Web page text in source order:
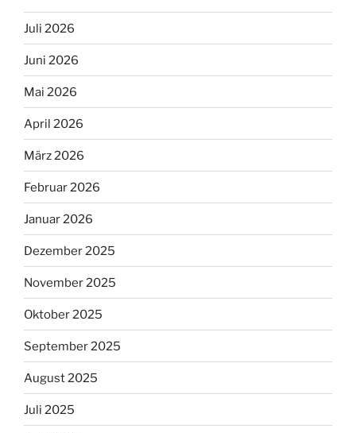
Juli 2026
Juni 2026
Mai 2026
April 2026
März 2026
Februar 2026
Januar 2026
Dezember 2025
November 2025
Oktober 2025
September 2025
August 2025
Juli 2025